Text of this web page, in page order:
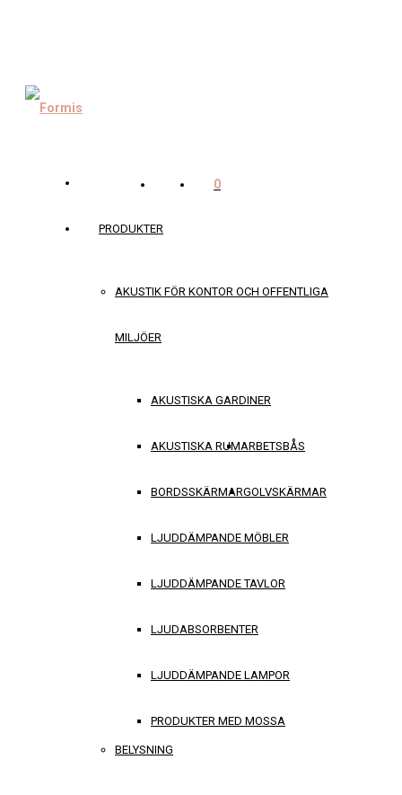
PRODUKTER
AKUSTIK FÖR KONTOR OCH OFFENTLIGA
MILJÖER
AKUSTISKA GARDINER
AKUSTISKA RUMARBETSBÅS
BORDSSKÄRMARGOLVSKÄRMAR
LJUDDÄMPANDE MÖBLER
LJUDDÄMPANDE TAVLOR
LJUDABSORBENTER
LJUDDÄMPANDE LAMPOR
PRODUKTER MED MOSSA
BELYSNING
0